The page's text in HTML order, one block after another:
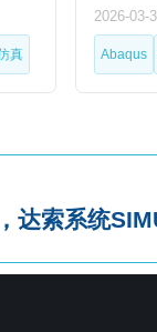
真
2026-03-
Abaqus
达索系统